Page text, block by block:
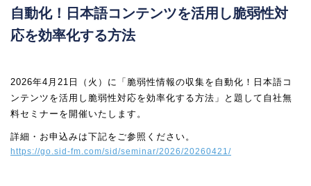
自動化！日本語コンテンツを活用し脆弱性対
応を効率化する方法
2026年4月21日（火）に「脆弱性情報の収集を自動化！日本語コ
ンテンツを活用し脆弱性対応を効率化する方法」と題して自社無
料セミナーを開催いたします。
詳細・お申込みは下記をご参照ください。
https://go.sid-fm.com/sid/seminar/2026/20260421/